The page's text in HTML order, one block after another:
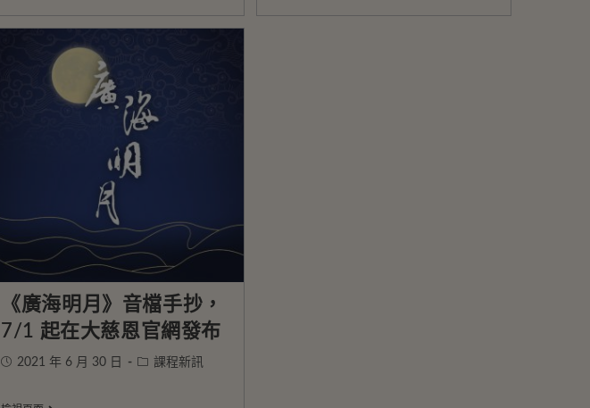
《廣海明月》音檔手抄，
7/1 起在大慈恩官網發布
2021 年 6 月 30 日 課程新訊